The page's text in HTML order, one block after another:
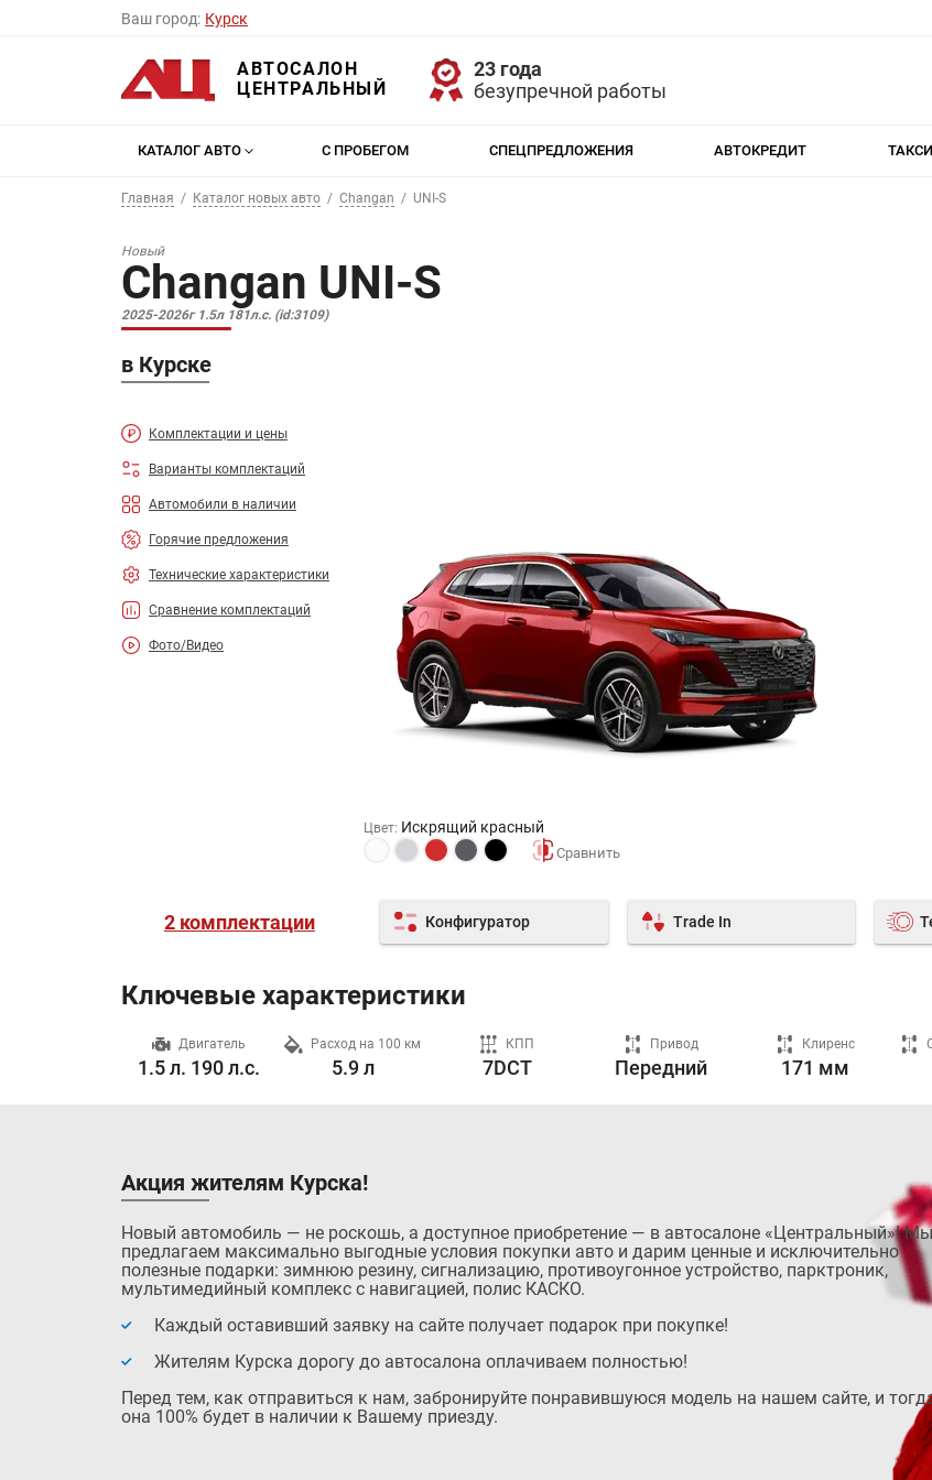
Ваш город: Курск
АВТОСАЛОН
ЦЕНТРАЛЬНЫЙ
23 года
безупречной работы
КАТАЛОГ АВТО С ПРОБЕГОМ СПЕЦПРЕДЛОЖЕНИЯ АВТОКРЕДИТ
Главная Каталог новых авто Changan UNI-S
Новый
Changan UNI-S
2025-2026г 1.5л 181л.с. (id:3109)
в Курске
Комплектации и цены
Варианты комплектаций
Автомобили в наличии
Горячие предложения
Технические характеристики
Сравнение комплектаций
Фото/Видео
Цвет: Искрящий красный
2 комплектации Конфигуратор Trade In
Ключевые характеристики
Двигатель
1.5 л. 190 л.с.
Расход на 100 км
5.9 л
КПП
7DCT
Привод
Передний
Клиренс
171 мм
Акция жителям Курска!
Новый автомобиль — не роскошь, а доступное приобретение — в автосалоне «Центральный»! Мы
предлагаем максимально выгодные условия покупки авто и дарим ценные и исключительно
полезные подарки: зимнюю резину, сигнализацию, противоугонное устройство, парктроник,
мультимедийный комплекс с навигацией, полис КАСКО.
Каждый оставивший заявку на сайте получает подарок при покупке!
Жителям Курска дорогу до автосалона оплачиваем полностью!
Перед тем, как отправиться к нам, забронируйте понравившуюся модель на нашем сайте, и
она 100% будет в наличии к Вашему приезду.